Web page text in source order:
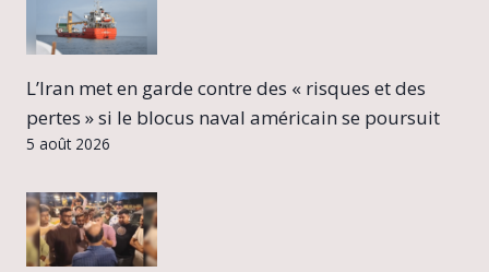
L’Iran met en garde contre des « risques et des
pertes » si le blocus naval américain se poursuit
5 août 2026